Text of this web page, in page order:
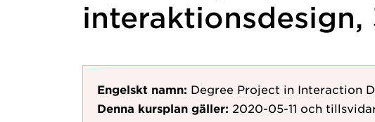
interaktionsdesign,
Engelskt namn: Degree Project in Interaction
Denna kursplan gäller: 2020-05-11 och